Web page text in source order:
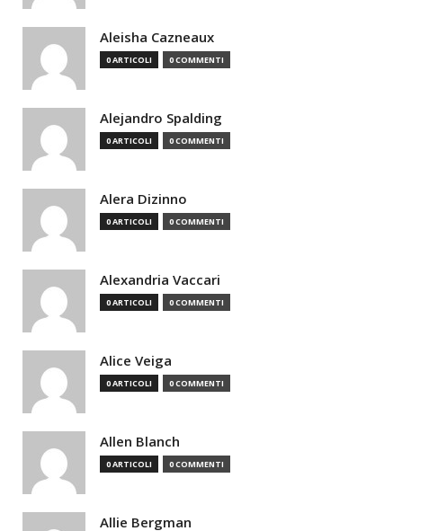
Aleisha Cazneaux
0 ARTICOLI 0 COMMENTI
Alejandro Spalding
0 ARTICOLI 0 COMMENTI
Alera Dizinno
0 ARTICOLI 0 COMMENTI
Alexandria Vaccari
0 ARTICOLI 0 COMMENTI
Alice Veiga
0 ARTICOLI 0 COMMENTI
Allen Blanch
0 ARTICOLI 0 COMMENTI
Allie Bergman